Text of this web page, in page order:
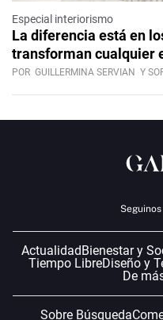
Especial interiorismo
La diferencia está en
transforman cualquier
POR GUILLERMINA SERVIAN Y
Seguinos
Actualidad Bienestar y
Tiempo LibreDiseño y
De
Sobre Búsqueda